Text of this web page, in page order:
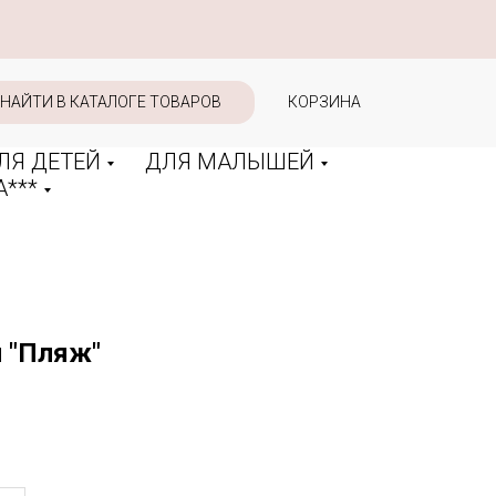
НАЙТИ В КАТАЛОГЕ ТОВАРОВ КОРЗИНА
ДЕТЕЙ
ДЛЯ МАЛЫШЕЙ
"Пляж"